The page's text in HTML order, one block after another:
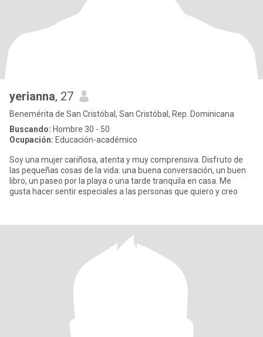
yerianna, 27
Benemérita de San Cristóbal, San Cristóbal, Rep. Dominicana
Buscando: Hombre 30 - 50
Ocupación: Educación-académico
Soy una mujer cariñosa, atenta y muy comprensiva. Disfruto de
las pequeñas cosas de la vida: una buena conversación, un buen
libro, un paseo por la playa o una tarde tranquila en casa. Me
gusta hacer sentir especiales a las personas que quiero y creo